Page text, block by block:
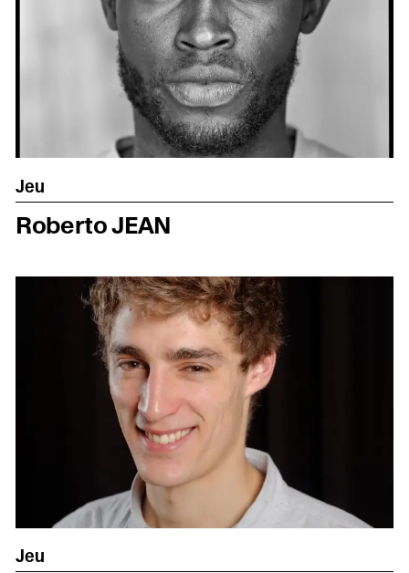
Jeu
Roberto JEAN
Jeu